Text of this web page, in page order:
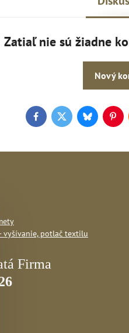
Zatiaľ nie sú žiadne
Nový
FacebookTwitterBluesky
- vyšívanie, potlač textilu